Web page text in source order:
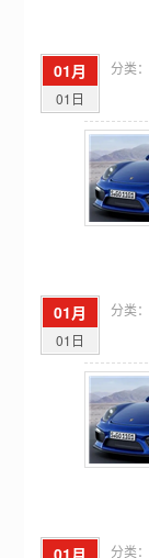
01月
01日
分类：
01月
01日
分类：
分类：